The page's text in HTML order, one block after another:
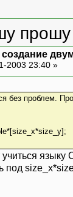
2003 23:40 »
без проблем.
языку